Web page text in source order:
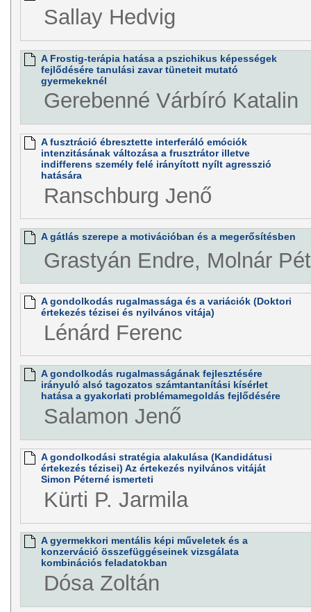
Sallay Hedvig
A Frostig-terápia hatása a pszichikus képességek
fejlődésére tanulási zavar tüneteit mutató
gyermekeknél
Gerebenné Várbíró Katalin
A fusztráció ébresztette interferáló emóciók
intenzitásának változása a frusztrátor illetve
indifferens személy felé irányított nyílt agresszió
hatására
Ranschburg Jenő
A gátlás szerepe a motivációban és a megerősítésben
Grastyán Endre, Molnár
A gondolkodás rugalmassága és a variációk (Doktori
értekezés tézisei és nyilvános vitája)
Lénárd Ferenc
A gondolkodás rugalmasságának fejlesztésére
irányuló alsó tagozatos számtantanítási kísérlet
hatása a gyakorlati problémamegoldás fejlődésére
Salamon Jenő
A gondolkodási stratégia alakulása (Kandidátusi
értekezés tézisei) Az értekezés nyilvános vitáját
Simon Péterné ismerteti
Kürti P. Jarmila
A gyermekkori mentális képi műveletek és a
konzerváció összefüggéseinek vizsgálata
kombinációs feladatokban
Dósa Zoltán